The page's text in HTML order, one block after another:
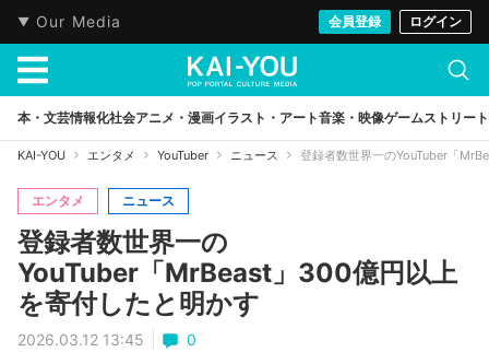
Our Media 会員登録 ログイン
本・文芸情報化社会アニメ・漫画イラスト・アート音楽・映像ゲームストリート
KAI-YOU エンタメ YouTuber ニュース 登録者数世界一のYouTuber「
エンタメ ニュース
登録者数世界一の
YouTuber「MrBeast」300億円以上
を寄付したと明かす
2026.03.12 13:45
0